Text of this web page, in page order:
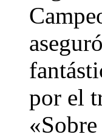
por el